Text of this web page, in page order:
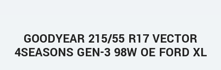
GOODYEAR 215/55 R17 VECTOR
4SEASONS GEN-3 98W OE FORD XL